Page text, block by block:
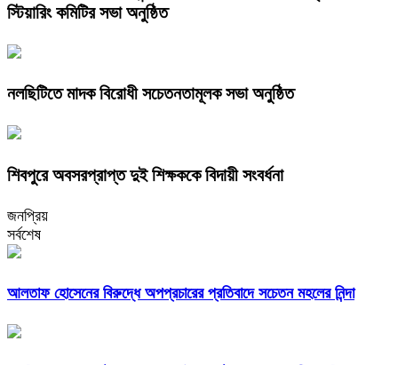
স্টিয়ারিং কমিটির সভা অনুষ্ঠিত
নলছিটিতে মাদক বিরোধী সচেতনতামূলক সভা অনুষ্ঠিত
শিবপুরে অবসরপ্রাপ্ত দুই শিক্ষককে বিদায়ী সংবর্ধনা
জনপ্রিয়
সর্বশেষ
আলতাফ হোসেনের বিরুদ্ধে অপপ্রচারের প্রতিবাদে সচেতন মহলের নিন্দা